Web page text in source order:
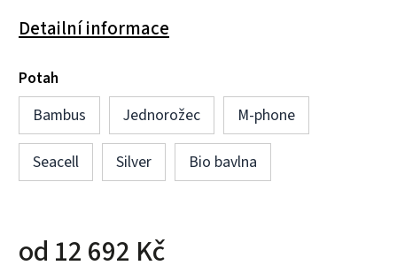
Detailní informace
Potah
Bambus
Jednorožec M-phone
Seacell Silver Bio bavlna
od 12 692 Kč